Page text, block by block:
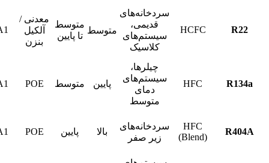
R22
HCFC
سردخانه‌های
قدیمی،
سیستم‌های
کلاسیک
متوسط
متوسط
تا پایین
معدنی /
آلکیل
بنزن
R134a
HFC
چیلرها،
سیستم‌های
دمای
متوسط
پایین متوسط POE
R404A
HFC
(Blend)
سردخانه‌های
زیر صفر
بالا پایین POE